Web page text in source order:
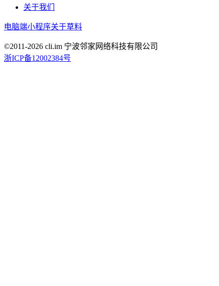
关于我们
电脑端小程序关于草料
©2011-2026 cli.im 宁波邻家网络科技有限公司
浙ICP备12002384号